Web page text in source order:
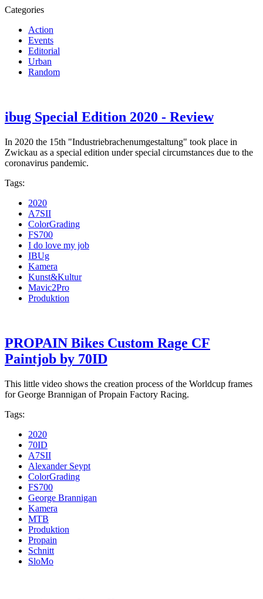
Categories
Action
Events
Editorial
Urban
Random
ibug Special Edition 2020 - Review
In 2020 the 15th "Industriebrachenumgestaltung" took place in
Zwickau as a special edition under special circumstances due to the
coronavirus pandemic.
Tags:
2020
A7SII
ColorGrading
FS700
I do love my job
IBUg
Kamera
Kunst&Kultur
Mavic2Pro
Produktion
PROPAIN Bikes Custom Rage CF
Paintjob by 70ID
This little video shows the creation process of the Worldcup frames
for George Brannigan of Propain Factory Racing.
Tags:
2020
70ID
A7SII
Alexander Seypt
ColorGrading
FS700
George Brannigan
Kamera
MTB
Produktion
Propain
Schnitt
SloMo